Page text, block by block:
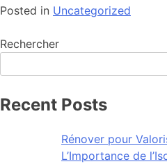
Posted in Uncategorized
Rechercher
Recent Posts
Rénover pour
L’Importance de